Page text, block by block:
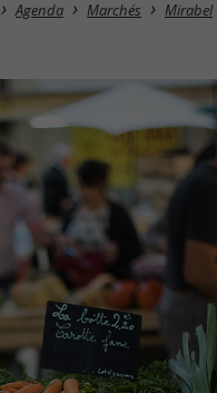
Agenda Marchés Mirabel